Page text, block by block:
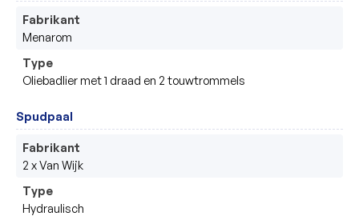
Fabrikant
Menarom
Type
Oliebadlier met 1 draad en 2 touwtrommels
Spudpaal
Fabrikant
2 x Van Wijk
Type
Hydraulisch